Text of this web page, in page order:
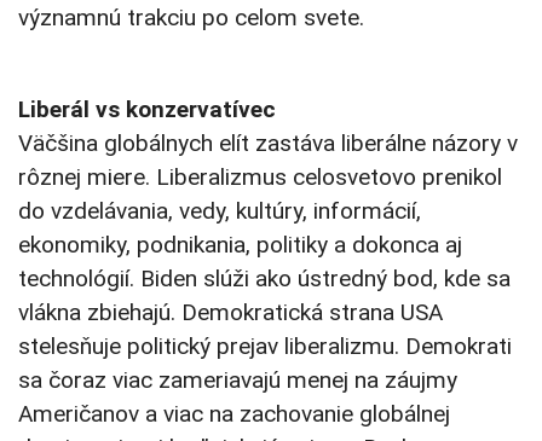
významnú trakciu po celom svete.
Liberál vs konzervatívec
Väčšina globálnych elít zastáva liberálne názory v
rôznej miere. Liberalizmus celosvetovo prenikol
do vzdelávania, vedy, kultúry, informácií,
ekonomiky, podnikania, politiky a dokonca aj
technológií. Biden slúži ako ústredný bod, kde sa
vlákna zbiehajú. Demokratická strana USA
stelesňuje politický prejav liberalizmu. Demokrati
sa čoraz viac zameriavajú menej na záujmy
Američanov a viac na zachovanie globálnej